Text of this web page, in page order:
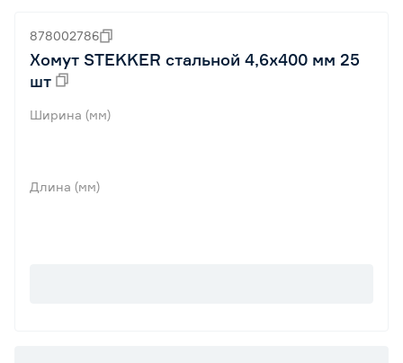
878002786
Хомут STEKKER стальной 4,6х400 мм 25
шт
Ширина (мм)
Длина (мм)